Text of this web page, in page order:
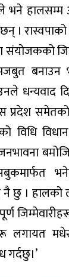
भने
।
संयोजकको
बनाउन
धन्यवाद
प्रदेश
विधि
। हालको
लगायत
गर्दछु।’